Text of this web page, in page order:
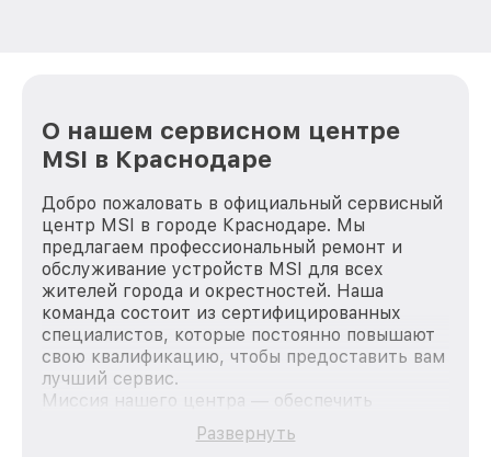
О нашем сервисном центре
MSI в Краснодаре
Добро пожаловать в официальный сервисный
центр MSI в городе Краснодаре. Мы
предлагаем профессиональный ремонт и
обслуживание устройств MSI для всех
жителей города и окрестностей. Наша
команда состоит из сертифицированных
специалистов, которые постоянно повышают
свою квалификацию, чтобы предоставить вам
лучший сервис.
Миссия нашего центра — обеспечить
качественный и доступный ремонт для
каждого пользователя продукции MSI, вне
Развернуть